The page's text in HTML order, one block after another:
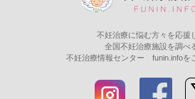
不妊治療に悩む方々を応援
全国不妊治療施設を調べ
不妊治療情報センター funin.infoを